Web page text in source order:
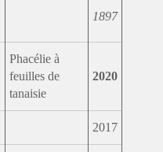
1897
Phacélie à
feuilles de
tanaisie
2020
2017